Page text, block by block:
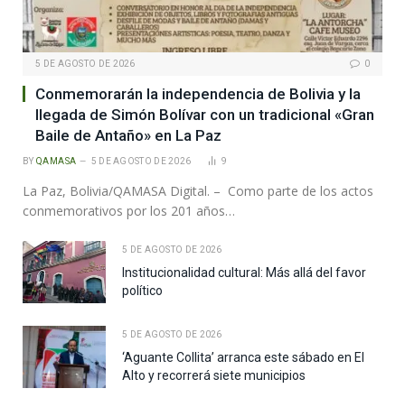
5 DE AGOSTO DE 2026 0
Conmemorarán la independencia de Bolivia y la
llegada de Simón Bolívar con un tradicional «Gran
Baile de Antaño» en La Paz
BY QAMASA 5 DE AGOSTO DE 2026 9
La Paz, Bolivia/QAMASA Digital. – Como parte de los actos
conmemorativos por los 201 años…
5 DE AGOSTO DE 2026
Institucionalidad cultural: Más allá del favor
político
5 DE AGOSTO DE 2026
‘Aguante Collita’ arranca este sábado en El
Alto y recorrerá siete municipios